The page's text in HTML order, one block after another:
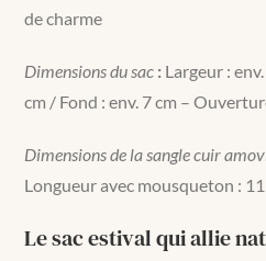
de charme
Dimensions du sac : Largeur :
cm / Fond : env. 7 cm –
Dimensions de la sangle cuir
Longueur avec mousqueton :
Le sac estival qui allie